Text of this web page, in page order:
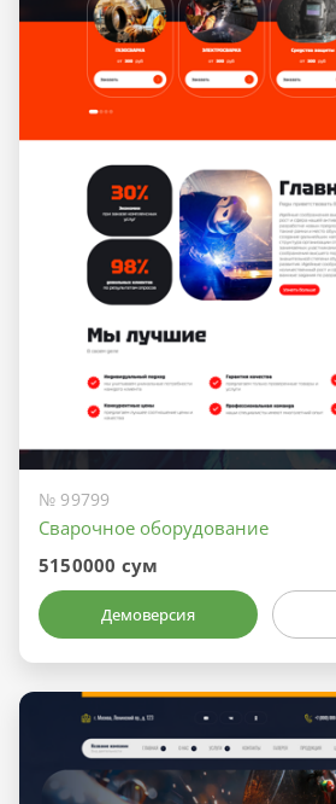
№ 99799
Сварочное оборудование
5150000 сум
Демоверсия